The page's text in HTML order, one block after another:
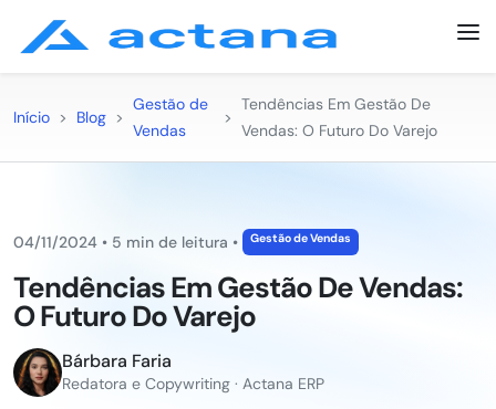
Início > Blog >
Gestão de
Vendas
>
Tendências Em Gestão De
Vendas: O Futuro Do Varejo
04/11/2024 • 5 min de leitura • Gestão de Vendas
Tendências Em Gestão De Vendas:
O Futuro Do Varejo
Bárbara Faria
Redatora e Copywriting · Actana ERP